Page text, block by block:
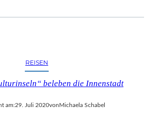
REISEN
beleben die Innenstadt
am:29. Juli 2020vonMichaela Schabel